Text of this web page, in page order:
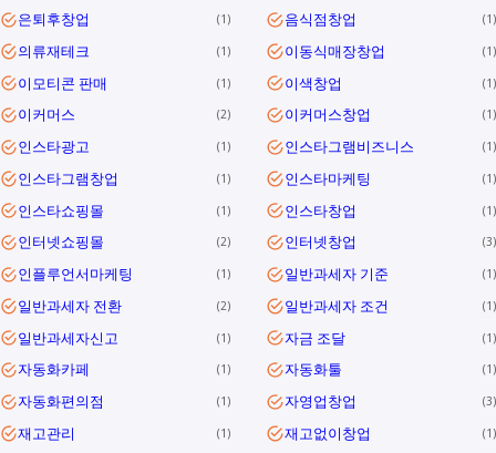
은퇴후창업 1 음식점창업 1
의류재테크 1 이동식매장창업 1
이모티콘 판매 1 이색창업 1
이커머스 2 이커머스창업 1
인스타광고 1 인스타그램비즈니스 1
인스타그램창업 1 인스타마케팅 1
인스타쇼핑몰 1 인스타창업 1
인터넷쇼핑몰 2 인터넷창업 3
인플루언서마케팅 1 일반과세자 기준 1
일반과세자 전환 2 일반과세자 조건 1
일반과세자신고 1 자금 조달 1
자동화카페 1 자동화툴 1
자동화편의점 1 자영업창업 3
재고관리 1 재고없이창업 1